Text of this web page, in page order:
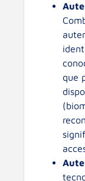
que